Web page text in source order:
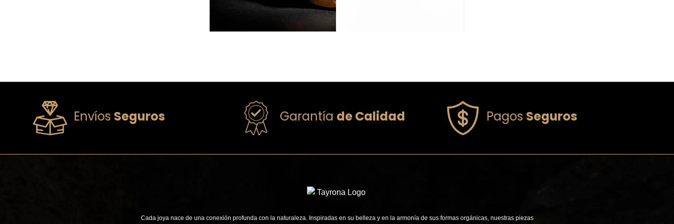
Envíos Seguros Garantía de Calidad Pagos Seguros
Cada joya nace de una conexión profunda con la naturaleza. Inspiradas en su belleza y en la armonía de sus formas orgánicas, nuestras piezas